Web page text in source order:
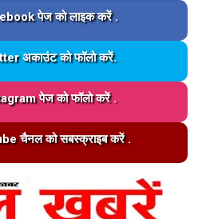
पेज को लाइक करें .
अकाउंट को फॉलो करें.
पेज को फॉलो करें .
चैनल को सबस्क्राइब करें .